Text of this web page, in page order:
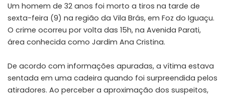
Um homem de 32 anos foi morto a tiros na tarde de
sexta-feira (9) na região da Vila Brás, em Foz do Iguaçu.
O crime ocorreu por volta das 15h, na Avenida Parati,
área conhecida como Jardim Ana Cristina.
De acordo com informações apuradas, a vítima estava
sentada em uma cadeira quando foi surpreendida pelos
atiradores. Ao perceber a aproximação dos suspeitos,